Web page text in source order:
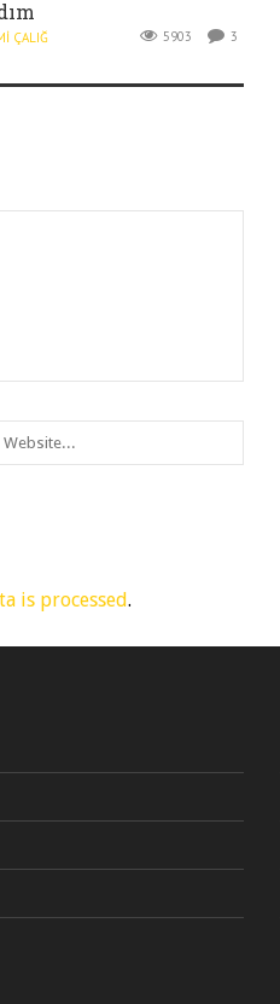
ÇALIĞ 5903 3
is processed.